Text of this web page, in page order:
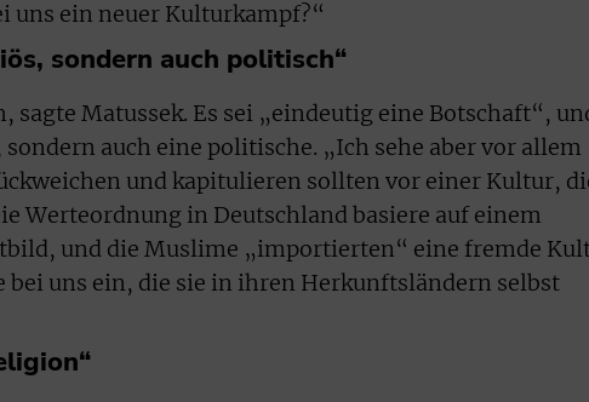
uns ein neuer Kulturkampf?“
sondern auch politisch“
sagte Matussek. Es sei „eindeutig eine Botschaft“,
auch eine politische. „Ich sehe aber vor allem
und kapitulieren sollten vor einer Kultur,
Werteordnung in Deutschland basiere auf einem
und die Muslime „importierten“ eine fremde
bei uns ein, die sie in ihren Herkunftsländern selbst